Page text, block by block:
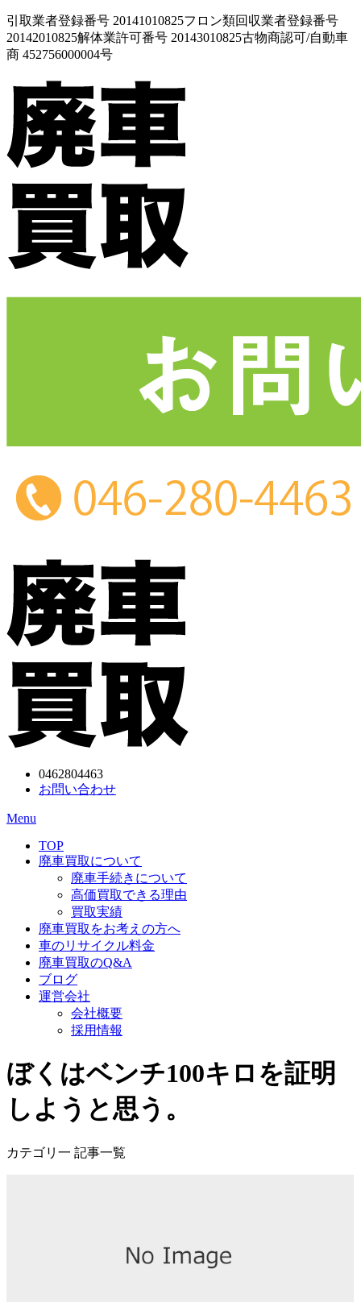
引取業者登録番号 20141010825フロン類回収業者登録番号
20142010825解体業許可番号 20143010825古物商認可/自動車
商 452756000004号
0462804463
お問い合わせ
Menu
TOP
廃車買取について
廃車手続きについて
高価買取できる理由
買取実績
廃車買取をお考えの方へ
車のリサイクル料金
廃車買取のQ&A
ブログ
運営会社
会社概要
採用情報
ぼくはベンチ100キロを証明
しようと思う。
カテゴリ一 記事一覧